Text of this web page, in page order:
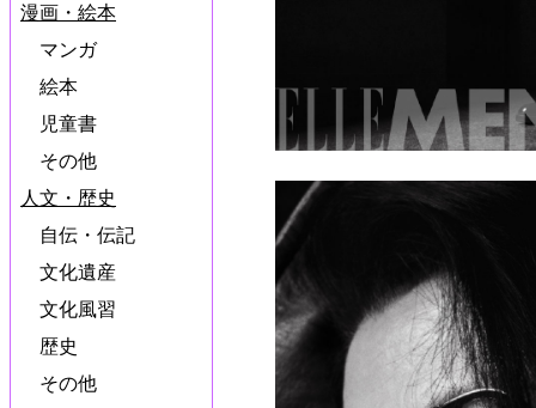
漫画・絵本
マンガ
絵本
児童書
その他
人文・歴史
自伝・伝記
文化遺産
文化風習
歴史
その他